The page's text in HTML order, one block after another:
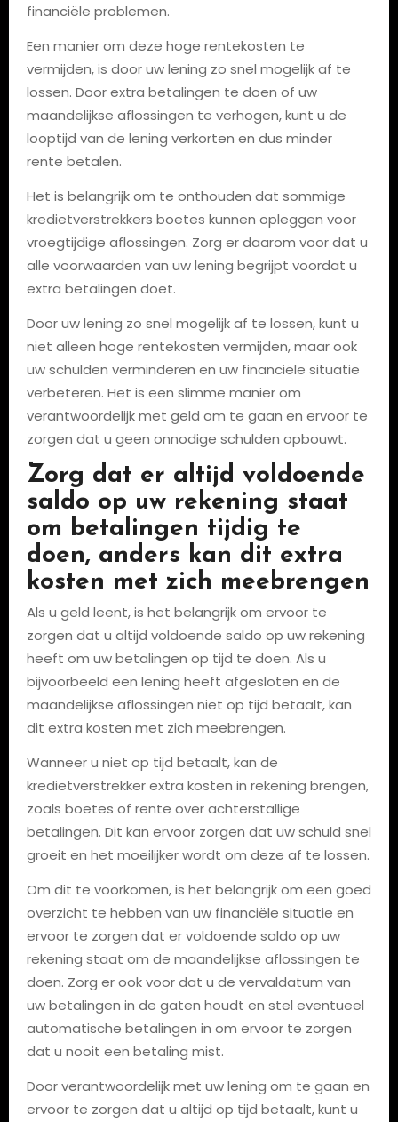
financiële problemen.
Een manier om deze hoge rentekosten te
vermijden, is door uw lening zo snel mogelijk af te
lossen. Door extra betalingen te doen of uw
maandelijkse aflossingen te verhogen, kunt u de
looptijd van de lening verkorten en dus minder
rente betalen.
Het is belangrijk om te onthouden dat sommige
kredietverstrekkers boetes kunnen opleggen voor
vroegtijdige aflossingen. Zorg er daarom voor dat u
alle voorwaarden van uw lening begrijpt voordat u
extra betalingen doet.
Door uw lening zo snel mogelijk af te lossen, kunt u
niet alleen hoge rentekosten vermijden, maar ook
uw schulden verminderen en uw financiële situatie
verbeteren. Het is een slimme manier om
verantwoordelijk met geld om te gaan en ervoor te
zorgen dat u geen onnodige schulden opbouwt.
Zorg dat er altijd voldoende
saldo op uw rekening staat
om betalingen tijdig te
doen, anders kan dit extra
kosten met zich meebrengen
Als u geld leent, is het belangrijk om ervoor te
zorgen dat u altijd voldoende saldo op uw rekening
heeft om uw betalingen op tijd te doen. Als u
bijvoorbeeld een lening heeft afgesloten en de
maandelijkse aflossingen niet op tijd betaalt, kan
dit extra kosten met zich meebrengen.
Wanneer u niet op tijd betaalt, kan de
kredietverstrekker extra kosten in rekening brengen,
zoals boetes of rente over achterstallige
betalingen. Dit kan ervoor zorgen dat uw schuld snel
groeit en het moeilijker wordt om deze af te lossen.
Om dit te voorkomen, is het belangrijk om een goed
overzicht te hebben van uw financiële situatie en
ervoor te zorgen dat er voldoende saldo op uw
rekening staat om de maandelijkse aflossingen te
doen. Zorg er ook voor dat u de vervaldatum van
uw betalingen in de gaten houdt en stel eventueel
automatische betalingen in om ervoor te zorgen
dat u nooit een betaling mist.
Door verantwoordelijk met uw lening om te gaan en
ervoor te zorgen dat u altijd op tijd betaalt, kunt u